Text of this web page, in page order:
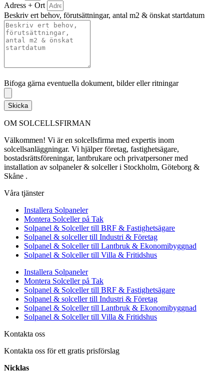
Adress + Ort
Beskriv ert behov, förutsättningar, antal m2 & önskat startdatum
Bifoga gärna eventuella dokument, bilder eller ritningar
Skicka
OM SOLCELLSFIRMAN
Välkommen! Vi är en solcellsfirma med expertis inom
solcellsanläggningar. Vi hjälper företag, fastighetsägare,
bostadsrättsföreningar, lantbrukare och privatpersoner med
installation av solpaneler & solceller i Stockholm, Göteborg &
Skåne .
Våra tjänster
Installera Solpaneler
Montera Solceller på Tak
Solpanel & Solceller till BRF & Fastighetsägare
Solpanel & solceller till Industri & Företag
Solpanel & Solceller till Lantbruk & Ekonomibyggnad
Solpanel & Solceller till Villa & Fritidshus
Installera Solpaneler
Montera Solceller på Tak
Solpanel & Solceller till BRF & Fastighetsägare
Solpanel & solceller till Industri & Företag
Solpanel & Solceller till Lantbruk & Ekonomibyggnad
Solpanel & Solceller till Villa & Fritidshus
Kontakta oss
Kontakta oss för ett gratis prisförslag
Nicklas